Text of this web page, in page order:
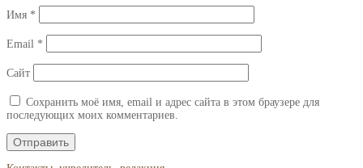
Имя *
Email *
Сайт
Сохранить моё имя, email и адрес сайта в этом браузере для
последующих моих комментариев.